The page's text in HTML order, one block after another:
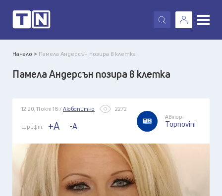
X
Начало > Памела Андерсън позира в клетка
Памела Андерсън позира в клетка
12:20, 11 окт 18 / Любопитно 2272
Шрифт: +A -A
Автор:
Topnovini